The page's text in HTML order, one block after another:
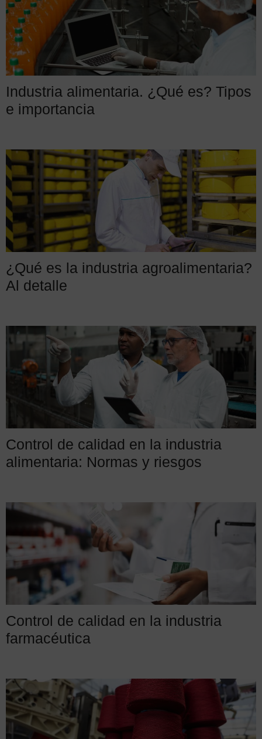
Industria alimentaria. ¿Qué es? Tipos
e importancia
¿Qué es la industria agroalimentaria?
Al detalle
Control de calidad en la industria
alimentaria: Normas y riesgos
Control de calidad en la industria
farmacéutica